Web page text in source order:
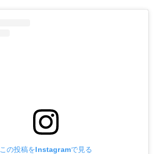
この投稿をInstagramで見る